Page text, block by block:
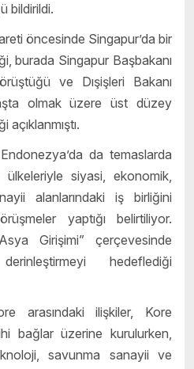
bildirildi.
öncesinde Singapur’da bir
burada Singapur Başbakanı
ve Dışişleri Bakanı
olmak üzere üst düzey
da temaslarda
ülkeleriyle siyasi, ekonomik,
alanlarındaki iş birliğini
yaptığı belirtiliyor.
Girişimi” çerçevesinde
hedeflediği
arasındaki ilişkiler, Kore
bağlar üzerine kurulurken,
savunma sanayii ve